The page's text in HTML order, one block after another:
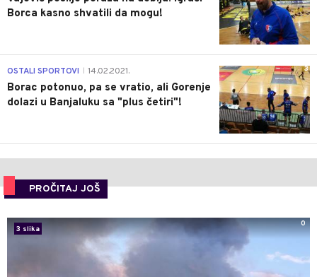
Borca kasno shvatili da mogu!
3
OSTALI SPORTOVI 14.02.2021.
Borac potonuo, pa se vratio, ali Gorenje
dolazi u Banjaluku sa "plus četiri"!
PROČITAJ JOŠ
3 slika
0